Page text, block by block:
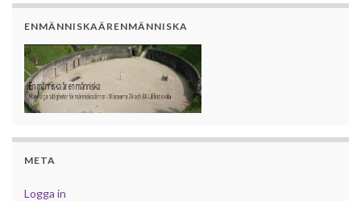
ENMÄNNISKAÄRENMÄNNISKA
META
Logga in